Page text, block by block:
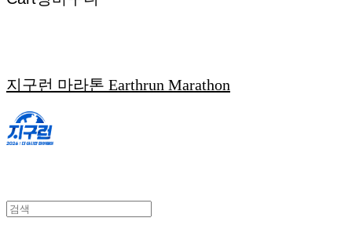
지구런 마라톤 Earthrun Marathon